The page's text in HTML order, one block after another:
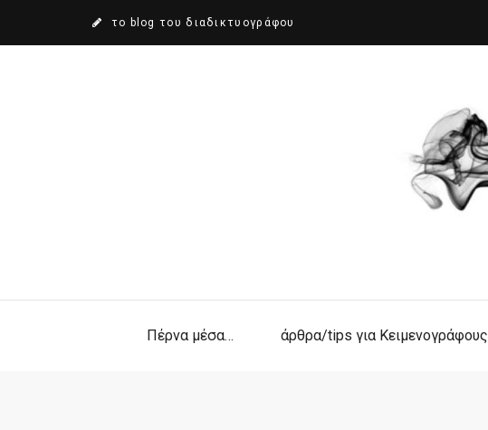
το blog του διαδικτυογράφου
Πέρνα μέσα… άρθρα/tips για Κειμενογράφους